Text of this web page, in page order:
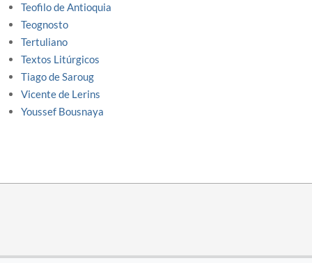
Teofilo de Antioquia
Teognosto
Tertuliano
Textos Litúrgicos
Tiago de Saroug
Vicente de Lerins
Youssef Bousnaya